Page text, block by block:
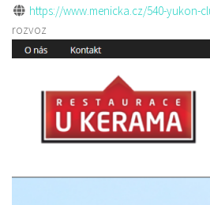
https://www.menicka.cz/540-yukon-
rozvoz